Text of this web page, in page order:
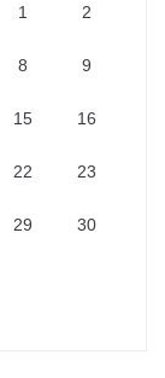
1 2
8 9
15 16
22 23
29 30